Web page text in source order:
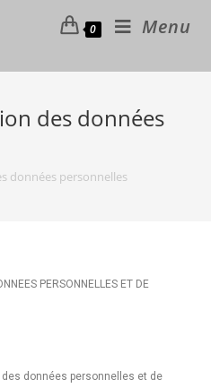
0 Menu
des données
données personnelles
PERSONNELLES ET DE
données personnelles et de